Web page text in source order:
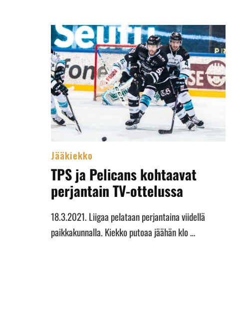
Jääkiekko
TPS ja Pelicans kohtaavat
perjantain TV-ottelussa
18.3.2021. Liigaa pelataan perjantaina viidellä
paikkakunnalla. Kiekko putoaa jäähän klo …